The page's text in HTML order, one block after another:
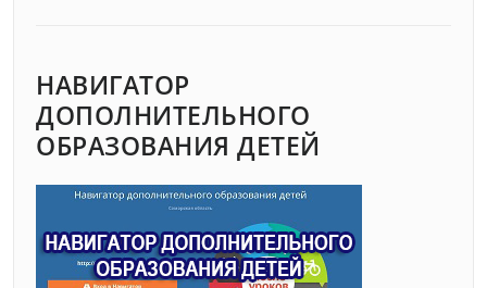
НАВИГАТОР
ДОПОЛНИТЕЛЬНОГО
ОБРАЗОВАНИЯ ДЕТЕЙ